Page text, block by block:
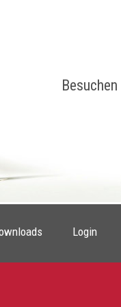
Login